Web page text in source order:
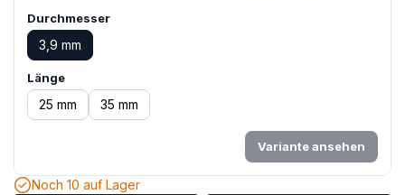
Durchmesser
3,9 mm
Länge
25 mm 35 mm
Variante ansehen
Noch 10 auf Lager